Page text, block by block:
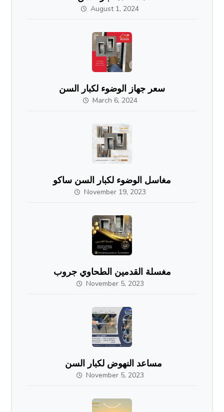
August 1, 2024
سعر جهاز الوضوء لكبار السن
March 6, 2024
مغاسل الوضوء لكبار السن ساكو
November 19, 2023
مغسلة القدمين الطحاوي جروب
November 5, 2023
مساعد النهوض لكبار السن
November 5, 2023